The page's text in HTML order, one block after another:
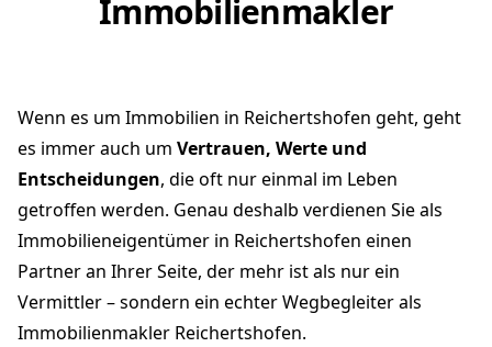
Immobilienmakler
Wenn es um Immobilien in Reichertshofen geht, geht
es immer auch um Vertrauen, Werte und
Entscheidungen, die oft nur einmal im Leben
getroffen werden. Genau deshalb verdienen Sie als
Immobilieneigentümer in Reichertshofen einen
Partner an Ihrer Seite, der mehr ist als nur ein
Vermittler – sondern ein echter Wegbegleiter als
Immobilienmakler Reichertshofen.